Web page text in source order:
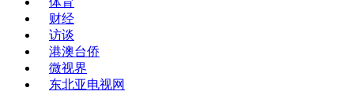
财经
访谈
港澳台侨
微视界
东北亚电视网